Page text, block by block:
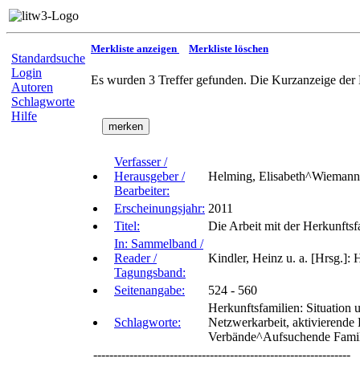
Standardsuche
Login
Autoren
Schlagworte
Hilfe
Merkliste anzeigen Merkliste löschen
Es wurden 3 Treffer gefunden. Die Kurzanzeige der
Verfasser /
Herausgeber /
Bearbeiter:
Helming,
Erscheinungsjahr: 2011
Titel:
Die Arbeit mit der
In: Sammelband /
Reader /
Tagungsband:
Kindler, Heinz u. a. [Hrsg.]:
Seitenangabe: 524 - 560
Schlagworte:
Herkunftsfamilien: Situation
Netzwerkarbeit, aktivierende
Verbände^Aufsuchende
----------------------------------------------------------------